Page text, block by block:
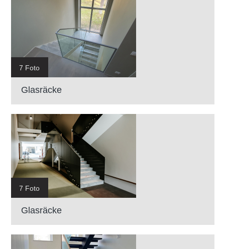
7 Foto
Glasräcke
7 Foto
Glasräcke